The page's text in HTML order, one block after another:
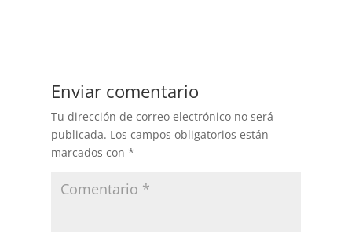
Enviar comentario
Tu dirección de correo electrónico no será
publicada. Los campos obligatorios están
marcados con *